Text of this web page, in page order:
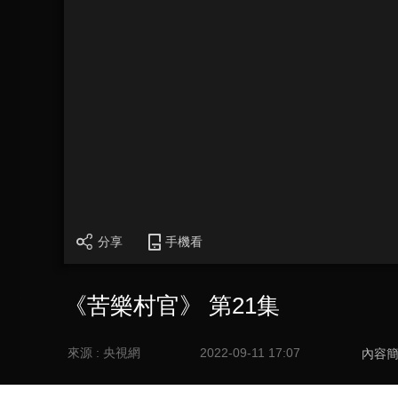
分享 手機看
《苦樂村官》 第21集
來源 : 央視網 2022-09-11 17:07 內容